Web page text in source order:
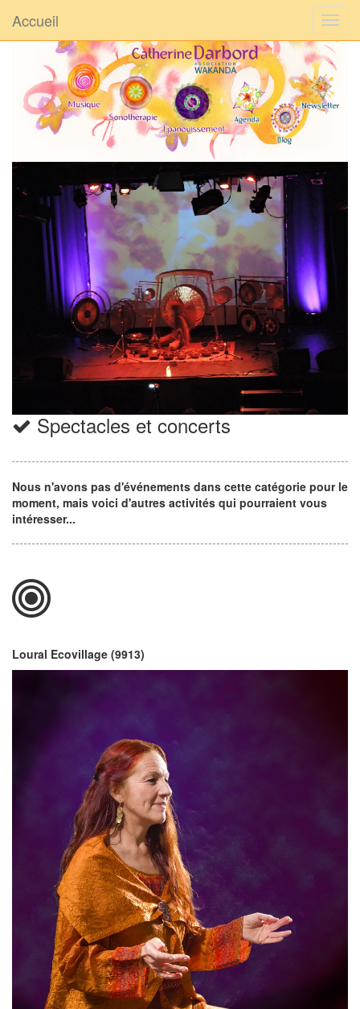
Accueil
Spectacles et concerts
Nous n'avons pas d'événements dans cette catégorie pour le
moment, mais voici d'autres activités qui pourraient vous
intéresser...
Loural Ecovillage (9913)